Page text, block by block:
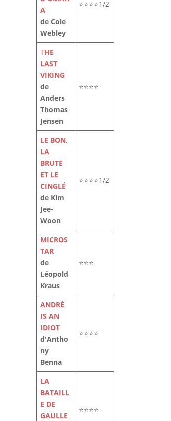
A
de Cole
Webley
⭐⭐⭐⭐1/2
THE
LAST
VIKING
de
Anders
Thomas
Jensen
⭐⭐⭐⭐
LE BON,
LA
BRUTE
ET LE
CINGLÉ
de Kim
Jee-
Woon
⭐⭐⭐⭐1/2
MICROS
TAR
de
Léopold
Kraus
⭐⭐⭐
ANDRÉ
IS AN
IDIOT
d'Antho
ny
Benna
⭐⭐⭐⭐
LA
BATAILL
E DE
GAULLE
⭐⭐⭐⭐